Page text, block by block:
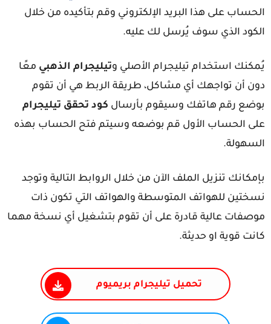
على هذا البريد الإلكتروني وقم بتأكيده من خلال
الذي سوف يُرسل لك عليه.
استخدام تيليجرام الأصلي وتيليجرام الذهبيمعًا
أن تواجهك أي مشاكل، طريقة الربط هي أن تقوم
رقم هاتفك وسيقوم بأرسالكود تحقق تيليجرام
الحساب الأول قم بوضعه وسيتم فتح الحساب بهذه
تنزيل الملف الآن من خلال الروابط التالية وتوجد
للهواتف المتوسطة والهواتف التي تكون ذات
عالية قادرة على أن تقوم بتشغيل أي نسخة مهما
قوية او حديثة.
تحميل تيليجرام بريميوم